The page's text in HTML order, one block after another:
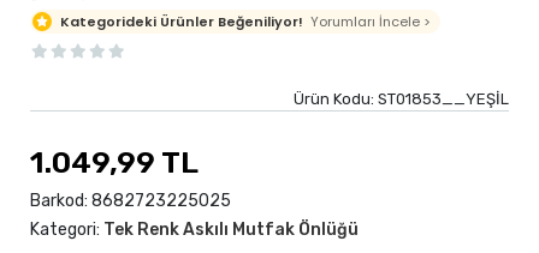
Kategorideki Ürünler Beğeniliyor! Yorumları İncele >
Ürün Kodu: ST01853__YEŞİL
1.049,99 TL
Barkod: 8682723225025
Kategori: Tek Renk Askılı Mutfak Önlüğü